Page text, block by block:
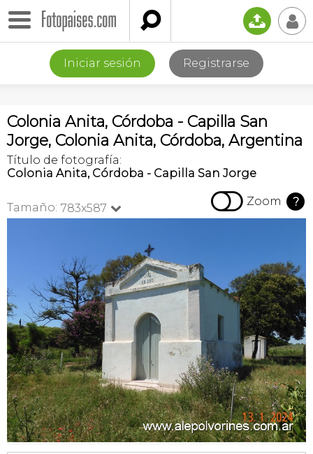
 📤 👤
Iniciar sesión Registrarse
Colonia Anita, Córdoba - Capilla San
Jorge, Colonia Anita, Córdoba, Argentina
Título de fotografía:
Colonia Anita, Córdoba - Capilla San Jorge
Tamaño: 783x587   Zoom ?